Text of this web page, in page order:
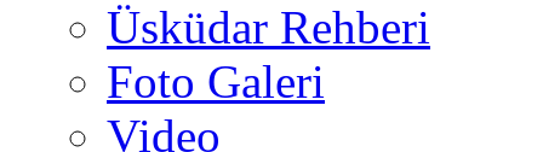
Üsküdar Rehberi
Foto Galeri
Video